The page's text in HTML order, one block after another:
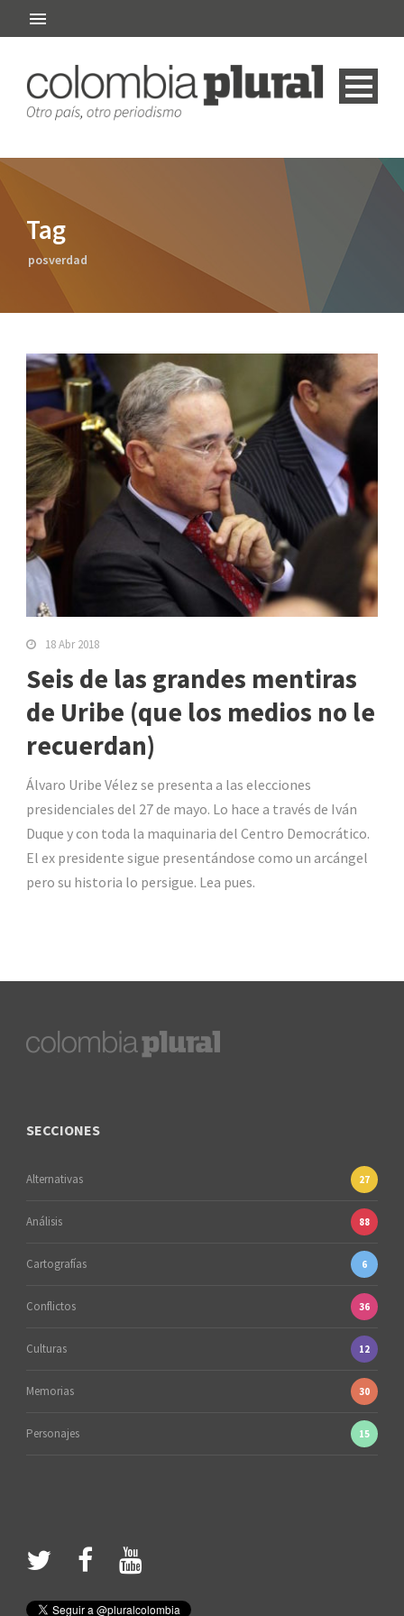
Tag
posverdad
18 Abr 2018
Seis de las grandes mentiras
de Uribe (que los medios no le
recuerdan)
Álvaro Uribe Vélez se presenta a las elecciones
presidenciales del 27 de mayo. Lo hace a través de Iván
Duque y con toda la maquinaria del Centro Democrático.
El ex presidente sigue presentándose como un arcángel
pero su historia lo persigue. Lea pues.
SECCIONES
Alternativas 27
Análisis 88
Cartografías 6
Conflictos 36
Culturas 12
Memorias 30
Personajes 15